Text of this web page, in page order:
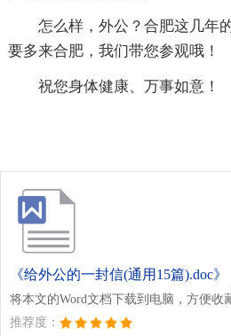
怎么样，外公？合肥这几年
要多来合肥，我们带您参观哦！
祝您身体健康、万事如意！
《给外公的一封信(通用15篇).doc》
将本文的Word文档下载到电脑，方便收
推荐度：